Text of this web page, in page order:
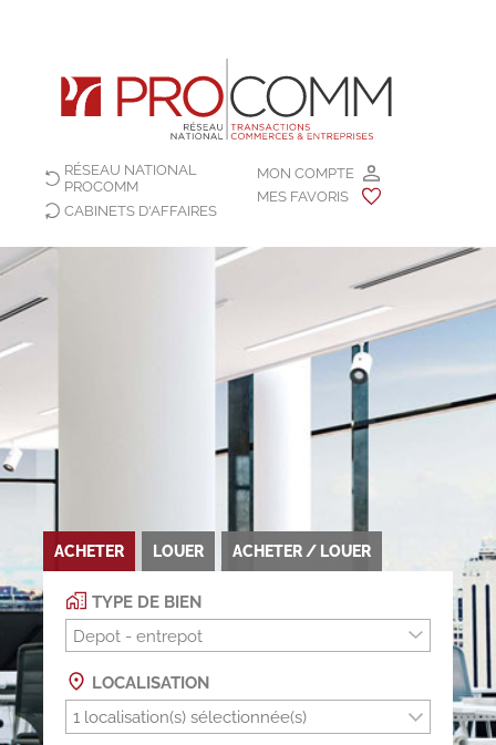
MON COMPTE
MES FAVORIS
RÉSEAU NATIONAL
PROCOMM
CABINETS D'AFFAIRES
ACHETER LOUER ACHETER / LOUER
TYPE DE BIEN
Depot - entrepot
LOCALISATION